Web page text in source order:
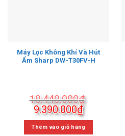
Máy Lọc Không Khí Và Hút
Ẩm Sharp DW-T30FV-H
10.440.000₫
Giá
gốc
là:
9.390.000₫Giá
hiện
tại
Thêm vào giỏ hàng